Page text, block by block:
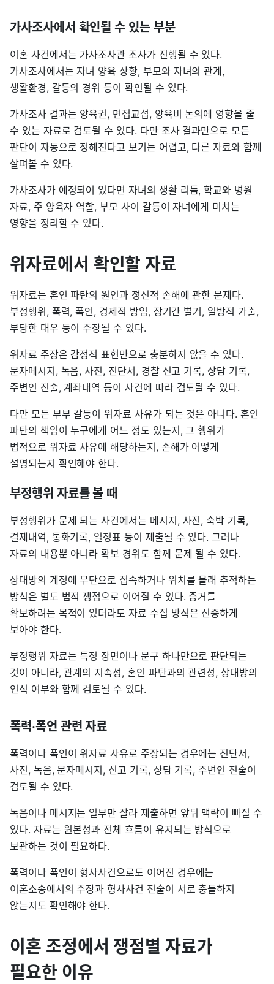
가사조사에서 확인될 수 있는 부분
이혼 사건에서는 가사조사관 조사가 진행될 수 있다.
가사조사에서는 자녀 양육 상황, 부모와 자녀의 관계,
생활환경, 갈등의 경위 등이 확인될 수 있다.
가사조사 결과는 양육권, 면접교섭, 양육비 논의에 영향을 줄
수 있는 자료로 검토될 수 있다. 다만 조사 결과만으로 모든
판단이 자동으로 정해진다고 보기는 어렵고, 다른 자료와 함께
살펴볼 수 있다.
가사조사가 예정되어 있다면 자녀의 생활 리듬, 학교와 병원
자료, 주 양육자 역할, 부모 사이 갈등이 자녀에게 미치는
영향을 정리할 수 있다.
위자료에서 확인할 자료
위자료는 혼인 파탄의 원인과 정신적 손해에 관한 문제다.
부정행위, 폭력, 폭언, 경제적 방임, 장기간 별거, 일방적 가출,
부당한 대우 등이 주장될 수 있다.
위자료 주장은 감정적 표현만으로 충분하지 않을 수 있다.
문자메시지, 녹음, 사진, 진단서, 경찰 신고 기록, 상담 기록,
주변인 진술, 계좌내역 등이 사건에 따라 검토될 수 있다.
다만 모든 부부 갈등이 위자료 사유가 되는 것은 아니다. 혼인
파탄의 책임이 누구에게 어느 정도 있는지, 그 행위가
법적으로 위자료 사유에 해당하는지, 손해가 어떻게
설명되는지 확인해야 한다.
부정행위 자료를 볼 때
부정행위가 문제 되는 사건에서는 메시지, 사진, 숙박 기록,
결제내역, 통화기록, 일정표 등이 제출될 수 있다. 그러나
자료의 내용뿐 아니라 확보 경위도 함께 문제 될 수 있다.
상대방의 계정에 무단으로 접속하거나 위치를 몰래 추적하는
방식은 별도 법적 쟁점으로 이어질 수 있다. 증거를
확보하려는 목적이 있더라도 자료 수집 방식은 신중하게
보아야 한다.
부정행위 자료는 특정 장면이나 문구 하나만으로 판단되는
것이 아니라, 관계의 지속성, 혼인 파탄과의 관련성, 상대방의
인식 여부와 함께 검토될 수 있다.
폭력·폭언 관련 자료
폭력이나 폭언이 위자료 사유로 주장되는 경우에는 진단서,
사진, 녹음, 문자메시지, 신고 기록, 상담 기록, 주변인 진술이
검토될 수 있다.
녹음이나 메시지는 일부만 잘라 제출하면 앞뒤 맥락이 빠질 수
있다. 자료는 원본성과 전체 흐름이 유지되는 방식으로
보관하는 것이 필요하다.
폭력이나 폭언이 형사사건으로도 이어진 경우에는
이혼소송에서의 주장과 형사사건 진술이 서로 충돌하지
않는지도 확인해야 한다.
이혼 조정에서 쟁점별 자료가
필요한 이유